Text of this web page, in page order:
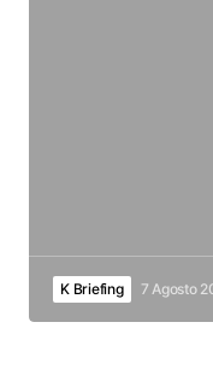
K Briefing 7 Agosto